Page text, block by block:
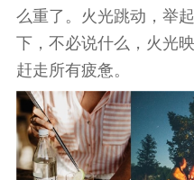
么重了。火光跳动，举
下，不必说什么，火光
赶走所有疲惫。